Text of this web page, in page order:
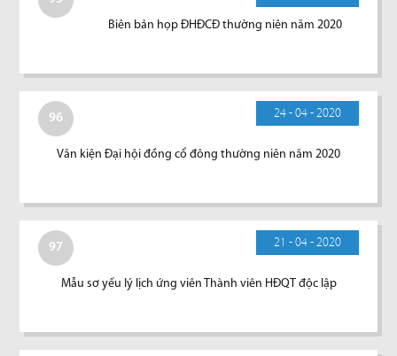
Biên bản họp ĐHĐCĐ thường niên năm 2020
96 24 - 04 - 2020
Văn kiện Đại hội đồng cổ đông thường niên năm 2020
97 21 - 04 - 2020
Mẫu sơ yếu lý lịch ứng viên Thành viên HĐQT độc lập